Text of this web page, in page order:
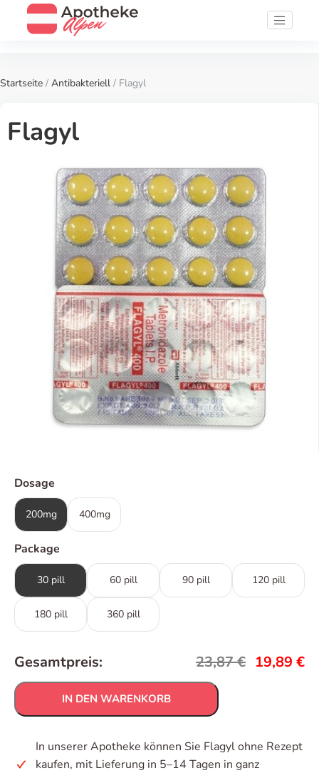
Startseite / Antibakteriell / Flagyl
Flagyl
Dosage
200mg 400mg
Package
30 pill 60 pill 90 pill 120 pill
180 pill 360 pill
Gesamtpreis: 23,87€ 19,89 €
IN DEN WARENKORB
In unserer Apotheke können Sie Flagyl ohne Rezept
kaufen, mit Lieferung in 5–14 Tagen in ganz